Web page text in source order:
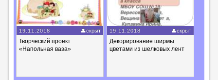
19.11.2018 скрыт
Творческий проект
«Напольная ваза»
19.11.2018 скрыт
Декорирование ширмы
цветами из шелковых лент